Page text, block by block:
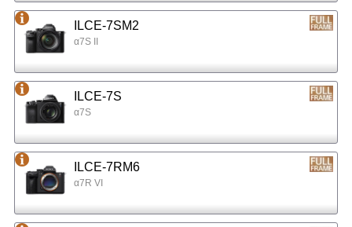
ILCE-7SM2
α7S II
ILCE-7S
α7S
ILCE-7RM6
α7R VI